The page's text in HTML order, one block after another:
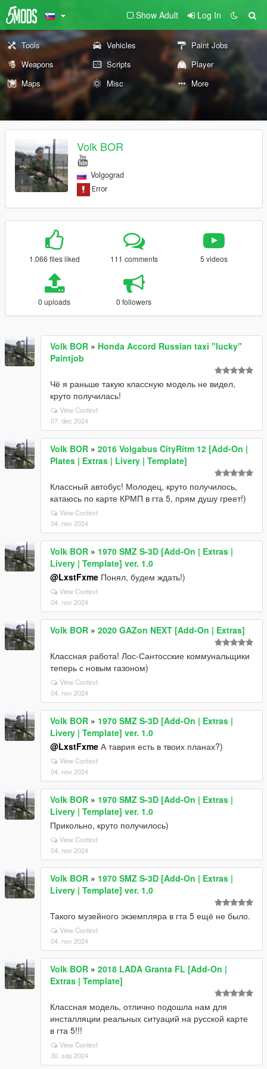
Show Adult Log In
Tools Vehicles
Paint Jobs
Weapons
Scripts
Player
Maps
Misc More
Volk BOR
Volgograd
1.066 files liked 111 comments 5 videos
0 uploads 0 followers
Volk BOR » Honda Accord Russian taxi "lucky"
Paintjob
Чё я раньше такую классную модель не видел,
круто получилась!
View Context
07. dec 2024
Volk BOR » 2016 Volgabus CityRitm 12 [Add-On |
Plates | Extras | Livery | Template]
Классный автобус! Молодец, круто получилось,
катаюсь по карте КРМП в гта 5, прям душу греет!)
View Context
04. nov 2024
Volk BOR » 1970 SMZ S-3D [Add-On | Extras |
Livery | Template] ver. 1.0
@LxstFxme Понял, будем ждать!)
View Context
04. nov 2024
Volk BOR » 2020 GAZon NEXT [Add-On | Extras]
Классная работа! Лос-Сантосские коммунальщики
теперь с новым газоном)
View Context
04. nov 2024
Volk BOR » 1970 SMZ S-3D [Add-On | Extras |
Livery | Template] ver. 1.0
@LxstFxme А таврия есть в твоих планах?)
View Context
04. nov 2024
Volk BOR » 1970 SMZ S-3D [Add-On | Extras |
Livery | Template] ver. 1.0
Прикольно, круто получилось)
View Context
04. nov 2024
Volk BOR » 1970 SMZ S-3D [Add-On | Extras |
Livery | Template] ver. 1.0
Такого музейного экземпляра в гта 5 ещё не было.
View Context
04. nov 2024
Volk BOR » 2018 LADA Granta FL [Add-On |
Extras | Template]
Классная модель, отлично подошла нам для
инсталляции реальных ситуаций на русской карте
в гта 5!!!
View Context
30. sep 2024